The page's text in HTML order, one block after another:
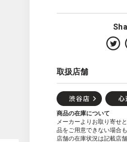
取扱店舗
商品の在庫について
メーカーよりお取り寄せ
品をご用意できない場合
店舗の在庫状況は記載店